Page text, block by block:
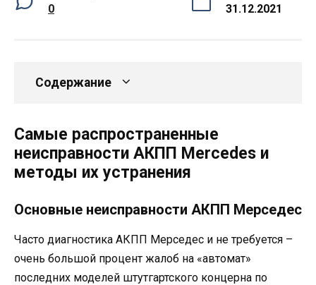
0 31.12.2021
Содержание
Самые распространенные
неисправности АКПП Mercedes и
методы их устранения
Основные неисправности АКПП Мерседес
Часто диагностика АКПП Мерседес и не требуется –
очень большой процент жалоб на «автомат»
последних моделей штутгартского концерна по